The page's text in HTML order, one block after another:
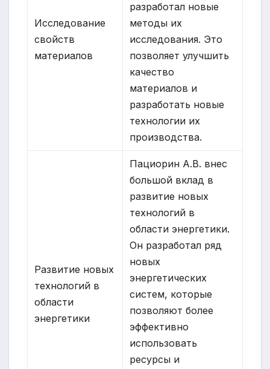
Исследование
свойств
материалов
разработал новые
методы их
исследования. Это
позволяет улучшить
качество
материалов и
разработать новые
технологии их
производства.
Развитие новых
технологий в
области
энергетики
Пациорин А.В. внес
большой вклад в
развитие новых
технологий в
области энергетики.
Он разработал ряд
новых
энергетических
систем, которые
позволяют более
эффективно
использовать
ресурсы и